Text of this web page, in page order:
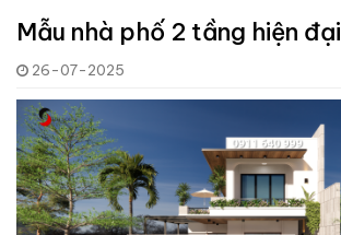
Mẫu nhà phố 2 tầng hiện đại
26-07-2025